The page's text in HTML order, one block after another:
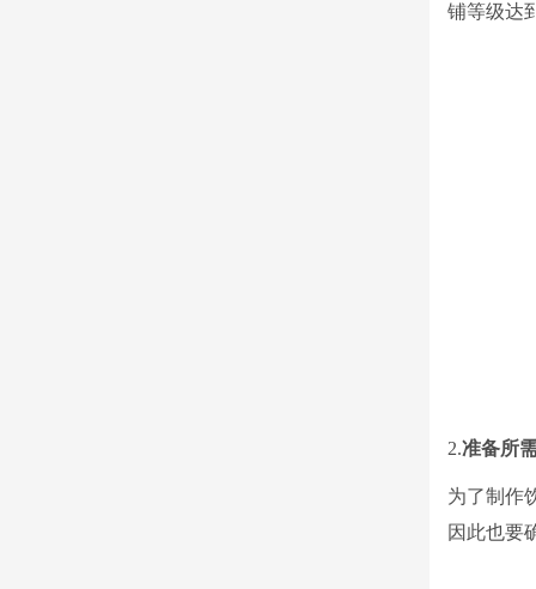
铺等级达
2.准备所
为了制作
因此也要